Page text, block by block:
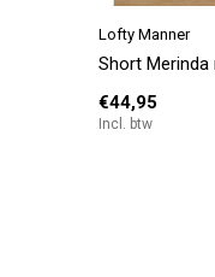
Lofty Manner
Short
€44,95
Incl. btw